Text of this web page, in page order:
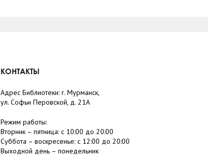
КОНТАКТЫ
Адрес Библиотеки: г. Мурманск,
ул. Софьи Перовской, д. 21А
Режим работы:
Вторник – пятница: с 10:00 до 20:00
Суббота – воскресенье: c 12:00 до 20:00
Выходной день – понедельник